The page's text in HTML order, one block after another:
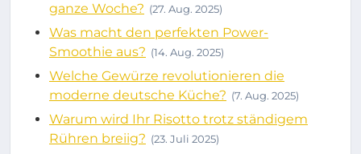
ganze Woche? (27. Aug. 2025)
Was macht den perfekten Power-
Smoothie aus? (14. Aug. 2025)
Welche Gewürze revolutionieren die
moderne deutsche Küche? (7. Aug. 2025)
Warum wird Ihr Risotto trotz ständigem
Rühren breiig? (23. Juli 2025)